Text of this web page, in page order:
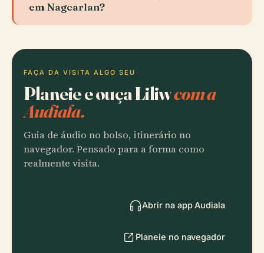
em Nagcarlan?
FAÇA DA VISITA ALGO SEU
Planeie e ouça Liliwcom a
Audiala.
Guia de áudio no bolso, itinerário no
navegador. Pensado para a forma como
realmente visita.
Abrir na app Audiala
Planeie no navegador